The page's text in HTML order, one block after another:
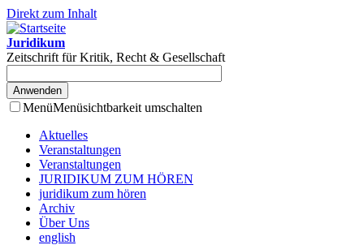
Direkt zum Inhalt
Juridikum
Zeitschrift für Kritik, Recht & Gesellschaft
MenüMenüsichtbarkeit umschalten
Aktuelles
Veranstaltungen
Veranstaltungen
JURIDIKUM ZUM HÖREN
juridikum zum hören
Archiv
Über Uns
english